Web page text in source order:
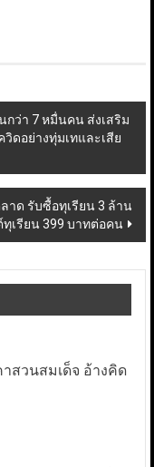
กว่า 7 หมื่นคน ส่งเสริม
ดอย่างทุ่มเทและเสีย
าด รับซื้อทุเรียน 3 ล้าน
ทุเรียน 399 บาทต่อคน
าสวนสมเด็จ อ้างคิด